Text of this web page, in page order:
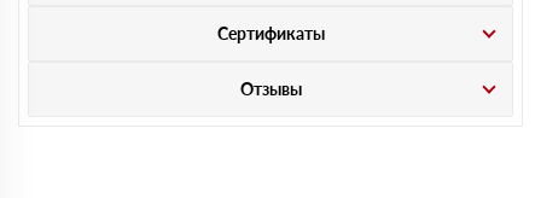
Сертификаты
Отзывы